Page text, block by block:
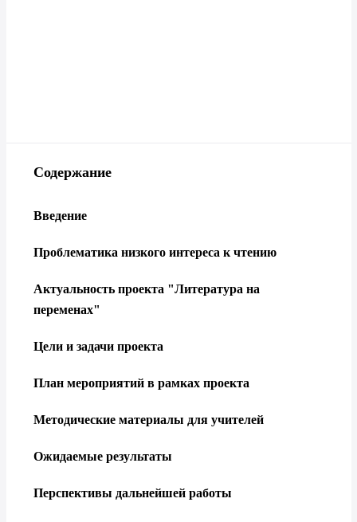
Содержание
Введение
Проблематика низкого интереса к чтению
Актуальность проекта "Литература на
переменах"
Цели и задачи проекта
План мероприятий в рамках проекта
Методические материалы для учителей
Ожидаемые результаты
Перспективы дальнейшей работы